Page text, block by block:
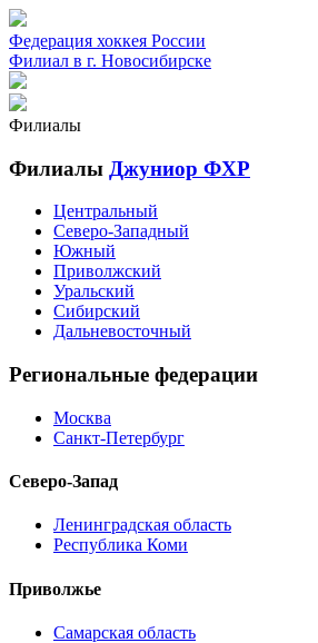
Федерация хоккея России
Филиал в г. Новосибирске
Филиалы
Филиалы Джуниор ФХР
Центральный
Северо-Западный
Южный
Приволжский
Уральский
Сибирский
Дальневосточный
Региональные федерации
Москва
Санкт-Петербург
Северо-Запад
Ленинградская область
Республика Коми
Приволжье
Самарская область